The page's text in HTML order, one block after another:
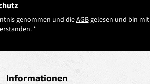
genommen und dieAGBgelesen und bin mit
*
Informationen